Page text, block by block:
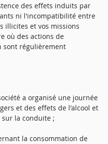
des effets induits par
ni l'incompatibilité entre
illicites et vos missions
où des actions de
sont régulièrement
a organisé une journée
et des effets de l'alcool et
la conduite ;
la consommation de